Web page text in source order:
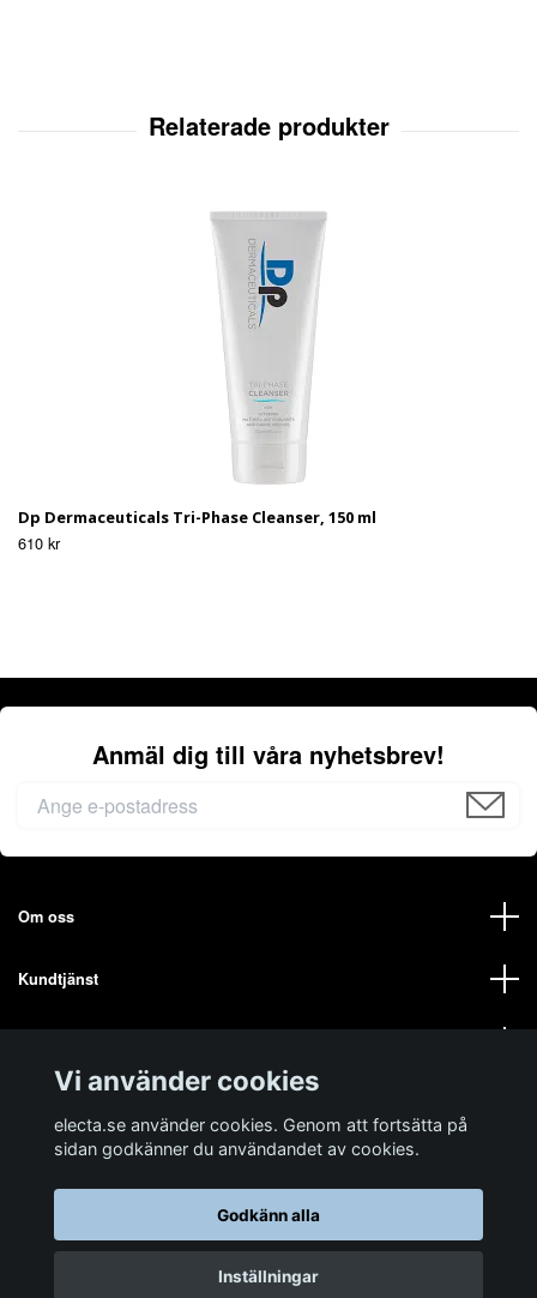
Dp Dermaceuticals Tri-Phase Cleanser, 150 ml
610 kr
Anmäl dig till våra nyhetsbrev!
Om oss
Kundtjänst
© 2026 electa.sePowered by Quickbutik
Vi använder cookies
electa.se använder cookies. Genom att fortsätta på
sidan godkänner du användandet av cookies.
Godkänn alla
Inställningar